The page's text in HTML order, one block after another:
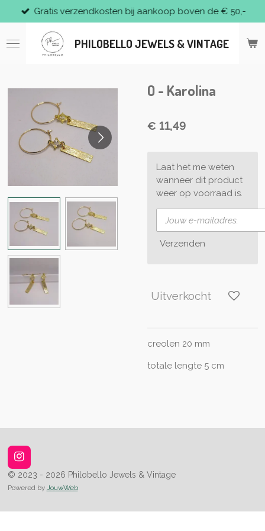
direct
naar
de
PHILOBELLO JEWELS & VINTAGE
Gratis verzendkosten bij aankoop boven de € 50,-
O - Karolina
€ 11,49
Laat het me weten
wanneer dit product
weer op voorraad is.
Verzenden
Uitverkocht
creolen 20 mm
totale lengte 5 cm
I
n
t
g
© 2023 - 2026 Philobello Jewels & Vintage
Powered by JouwWeb